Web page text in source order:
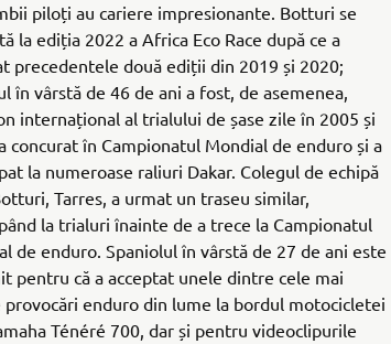
piloți au cariere impresionante. Botturi se
la ediția 2022 a Africa Eco Race după ce a
precedentele două ediții din 2019 și 2020;
în vârstă de 46 de ani a fost, de asemenea,
internațional al trialului de șase zile în 2005 și
concurat în Campionatul Mondial de enduro și a
la numeroase raliuri Dakar. Colegul de echipă
Tarres, a urmat un traseu similar,
la trialuri înainte de a trece la Campionatul
de enduro. Spaniolul în vârstă de 27 de ani este
pentru că a acceptat unele dintre cele mai
enduro din lume la bordul motocicletei
Ténéré 700, dar și pentru videoclipurile